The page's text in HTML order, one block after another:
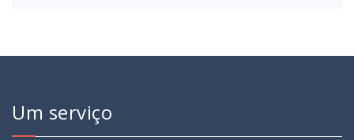
Um serviço